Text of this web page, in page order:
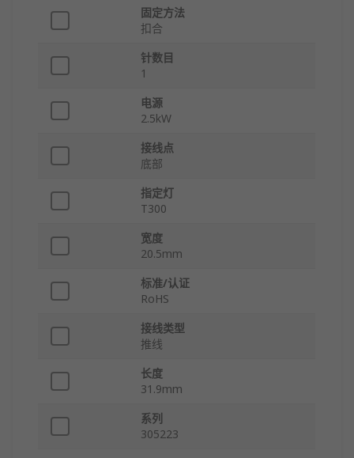
固定方法
扣合
针数目
1
电源
2.5kW
接线点
底部
指定灯
T300
宽度
20.5mm
标准/认证
RoHS
接线类型
推线
长度
31.9mm
系列
305223